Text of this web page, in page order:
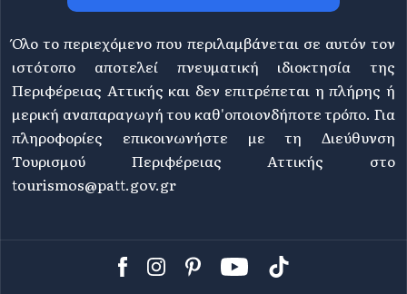
Όλο το περιεχόμενο που περιλαμβάνεται σε αυτόν τον
ιστότοπο αποτελεί πνευματική ιδιοκτησία της
Περιφέρειας Αττικής και δεν επιτρέπεται η πλήρης ή
μερική αναπαραγωγή του καθ'οποιονδήποτε τρόπο. Για
πληροφορίες επικοινωνήστε με τη Διεύθυνση
Τουρισμού Περιφέρειας Αττικής στο
tourismos@patt.gov.gr